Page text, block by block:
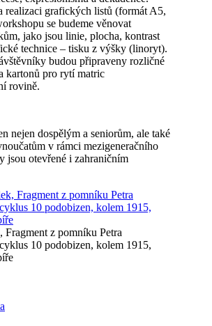
realizaci grafických listů (formát A5,
se budeme věnovat
jako jsou linie, plocha, kontrast
technice – tisku z výšky (linoryt).
budou připraveny rozličné
kartonů pro rytí matric
rovině.
nejen dospělým a seniorům, ale také
v rámci mezigeneračního
jsou otevřené i zahraničním
Fragment z pomníku Petra
10 podobizen, kolem 1915,